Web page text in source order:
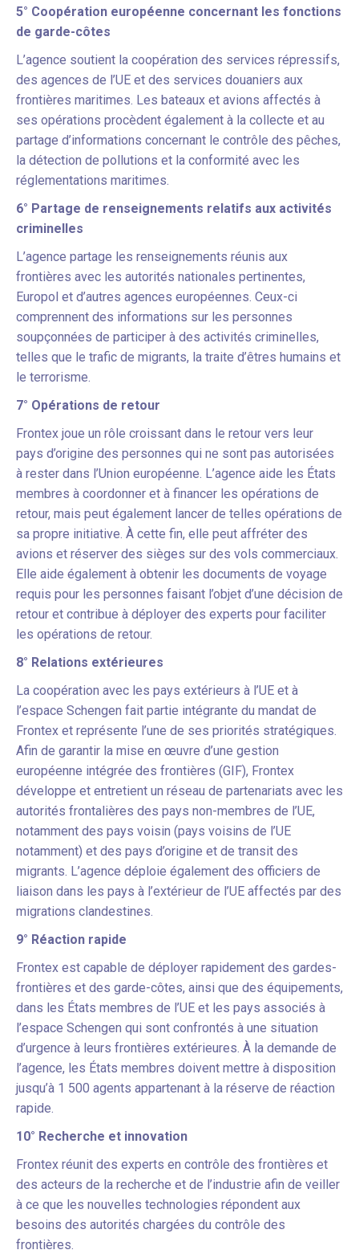
5° Coopération européenne concernant les fonctions
de garde-côtes
L’agence soutient la coopération des services répressifs,
des agences de l’UE et des services douaniers aux
frontières maritimes. Les bateaux et avions affectés à
ses opérations procèdent également à la collecte et au
partage d’informations concernant le contrôle des pêches,
la détection de pollutions et la conformité avec les
réglementations maritimes.
6° Partage de renseignements relatifs aux activités
criminelles
L’agence partage les renseignements réunis aux
frontières avec les autorités nationales pertinentes,
Europol et d’autres agences européennes. Ceux-ci
comprennent des informations sur les personnes
soupçonnées de participer à des activités criminelles,
telles que le trafic de migrants, la traite d’êtres humains et
le terrorisme.
7° Opérations de retour
Frontex joue un rôle croissant dans le retour vers leur
pays d’origine des personnes qui ne sont pas autorisées
à rester dans l’Union européenne. L’agence aide les États
membres à coordonner et à financer les opérations de
retour, mais peut également lancer de telles opérations de
sa propre initiative. À cette fin, elle peut affréter des
avions et réserver des sièges sur des vols commerciaux.
Elle aide également à obtenir les documents de voyage
requis pour les personnes faisant l’objet d’une décision de
retour et contribue à déployer des experts pour faciliter
les opérations de retour.
8° Relations extérieures
La coopération avec les pays extérieurs à l’UE et à
l’espace Schengen fait partie intégrante du mandat de
Frontex et représente l’une de ses priorités stratégiques.
Afin de garantir la mise en œuvre d’une gestion
européenne intégrée des frontières (GIF), Frontex
développe et entretient un réseau de partenariats avec les
autorités frontalières des pays non-membres de l’UE,
notamment des pays voisin (pays voisins de l’UE
notamment) et des pays d’origine et de transit des
migrants. L’agence déploie également des officiers de
liaison dans les pays à l’extérieur de l’UE affectés par des
migrations clandestines.
9° Réaction rapide
Frontex est capable de déployer rapidement des gardes-
frontières et des garde-côtes, ainsi que des équipements,
dans les États membres de l’UE et les pays associés à
l’espace Schengen qui sont confrontés à une situation
d’urgence à leurs frontières extérieures. À la demande de
l’agence, les États membres doivent mettre à disposition
jusqu’à 1 500 agents appartenant à la réserve de réaction
rapide.
10° Recherche et innovation
Frontex réunit des experts en contrôle des frontières et
des acteurs de la recherche et de l’industrie afin de veiller
à ce que les nouvelles technologies répondent aux
besoins des autorités chargées du contrôle des
frontières.